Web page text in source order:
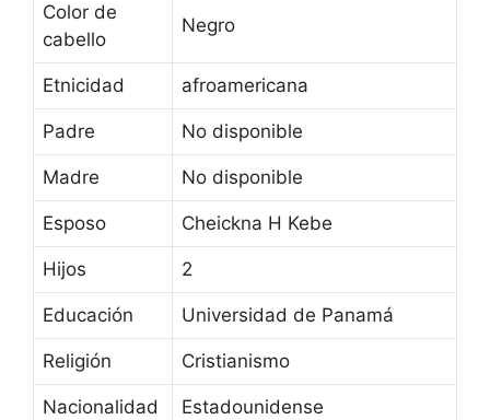
Color de
cabello
Negro
Etnicidad afroamericana
Padre No disponible
Madre No disponible
Esposo Cheickna H Kebe
Hijos 2
Educación Universidad de Panamá
Religión Cristianismo
Nacionalidad Estadounidense